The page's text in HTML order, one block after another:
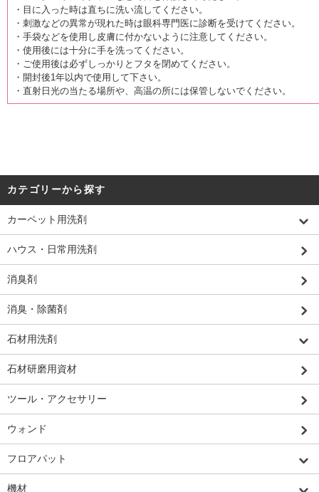
・目に入った時は直ちに洗い流してください。
・刺激などの異常が現れた時は眼科専門医に診断を受けてください。
・手袋などを使用し皮膚に付かないように注意してください。
・使用後には十分に手を洗ってください。
・ご使用後は必ずしっかりとフタを閉めてください。
・開封後1年以内で使用して下さい。
・直射日光の当たる場所や、高温の所には保管しないでください。
カテゴリーから探す
カーペット用洗剤
ハウス・日常用洗剤
消臭剤
消臭・除菌剤
石材用洗剤
石材研磨用資材
ツール・アクセサリー
ウォンド
フロアパット
機材